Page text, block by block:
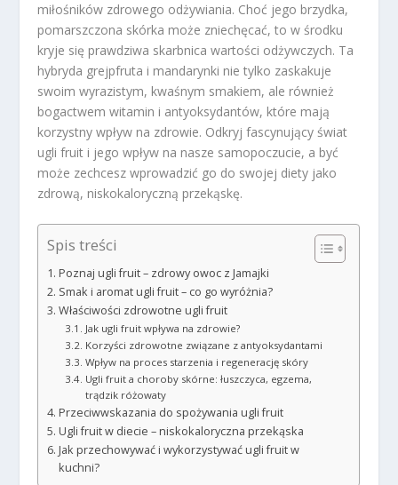
miłośników zdrowego odżywiania. Choć jego brzydka,
pomarszczona skórka może zniechęcać, to w środku
kryje się prawdziwa skarbnica wartości odżywczych. Ta
hybryda grejpfruta i mandarynki nie tylko zaskakuje
swoim wyrazistym, kwaśnym smakiem, ale również
bogactwem witamin i antyoksydantów, które mają
korzystny wpływ na zdrowie. Odkryj fascynujący świat
ugli fruit i jego wpływ na nasze samopoczucie, a być
może zechcesz wprowadzić go do swojej diety jako
zdrową, niskokaloryczną przekąskę.
Spis treści
Poznaj ugli fruit – zdrowy owoc z Jamajki
Smak i aromat ugli fruit – co go wyróżnia?
Właściwości zdrowotne ugli fruit
Jak ugli fruit wpływa na zdrowie?
Korzyści zdrowotne związane z antyoksydantami
Wpływ na proces starzenia i regenerację skóry
Ugli fruit a choroby skórne: łuszczyca, egzema,
trądzik różowaty
Przeciwwskazania do spożywania ugli fruit
Ugli fruit w diecie – niskokaloryczna przekąska
Jak przechowywać i wykorzystywać ugli fruit w
kuchni?